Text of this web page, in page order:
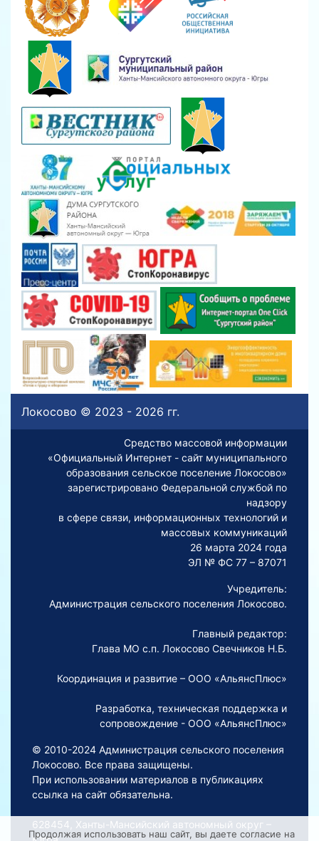
Локосово © 2023 - 2026 гг.
Средство массовой информации
«Официальный Интернет - сайт муниципального
образования сельское поселение Локосово»
зарегистрировано Федеральной службой по
надзору
в сфере связи, информационных технологий и
массовых коммуникаций
26 марта 2024 года
ЭЛ № ФС 77 – 87071
Учредитель:
Администрация сельского поселения Локосово.
Главный редактор:
Глава МО с.п. Локосово Свечников Н.Б.
Координация и развитие – ООО «АльянсПлюс»
Разработка, техническая поддержка и
сопровождение - ООО «АльянсПлюс»
© 2010-2024 Администрация сельского поселения
Локосово. Все права защищены.
При использовании материалов в публикациях
ссылка на сайт обязательна.
628454, Ханты-Мансийский автономный округ –
Продолжая использовать наш сайт, вы даете согласие на